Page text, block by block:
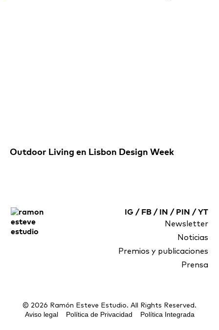
Outdoor Living en Lisbon Design Week
IG / FB/ IN / PIN / YT
Newsletter
Noticias
Premios y publicaciones
Prensa
© 2026 Ramón Esteve Estudio. All Rights Reserved.
Aviso legal Política de Privacidad Política Integrada